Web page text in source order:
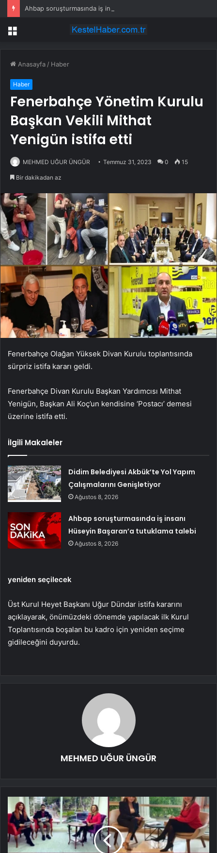
Menü
Anasayfa / Haber
Haber
Fenerbahçe Yönetim Kurulu
Başkan Vekili Mithat
Yenigün istifa etti
MEHMED UĞUR ÜNGÜR Temmuz 31, 2023 0 15
Bir dakikadan az
Fenerbahçe Olağan Yüksek Divan Kurulu toplantısında
sürpriz istifa kararı geldi.
Fenerbahçe Divan Kurulu Başkan Yardımcısı Mithat
Yenigün, Başkan Ali Koç’un kendisine ‘Postacı’ demesi
üzerine istifa etti.
İlgili Makaleler
Didim Belediyesi Akbük’te Yol Yapım
Çalışmalarını Genişletiyor
Ağustos 8, 2026
Ahbap soruşturmasında iş insanı
Hüseyin Başaran’a tutuklama talebi
Ağustos 8, 2026
yeniden seçilecek
Üst Kurul Heyet Başkanı Uğur Dündar istifa kararını
açıklayarak, önümüzdeki dönemde yapılacak ilk Kurul
Toplantısında boşalan bu kadro için yeniden seçime
gidileceğini duyurdu.
MEHMED UĞUR ÜNGÜR